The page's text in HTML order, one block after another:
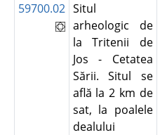
59700.02 Situl
arheologic de
la Tritenii de
Jos - Cetatea
Sării. Situl se
află la 2 km de
sat, la poalele
dealului